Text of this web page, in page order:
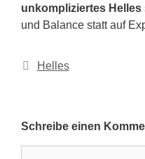
unkompliziertes Helles
und Balance statt auf
Kategorien
Helles
Schreibe einen